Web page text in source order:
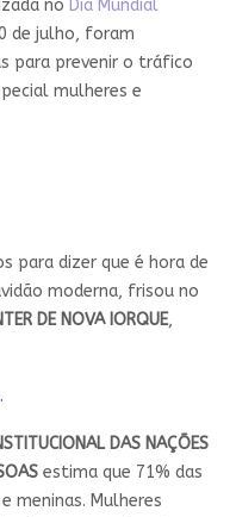
no Dia Mundial
de julho, foram
para prevenir o tráfico
mulheres e
para dizer que é hora de
moderna, frisou no
DE NOVA IORQUE,
.
DAS NAÇÕES
estima que 71% das
meninas. Mulheres